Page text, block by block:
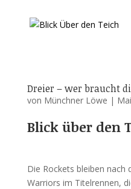
Dreier – wer braucht
von Münchner Löwe |
Blick über den
Die Rockets bleiben nach
Warriors im Titelrennen,